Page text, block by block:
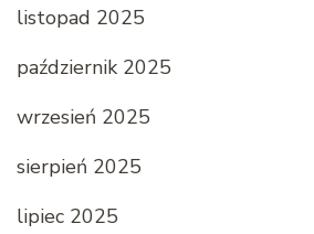
listopad 2025
październik 2025
wrzesień 2025
sierpień 2025
lipiec 2025